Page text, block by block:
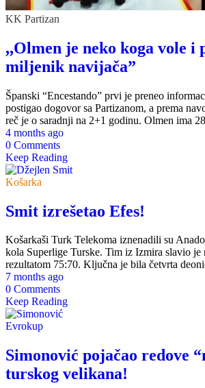
KK Partizan
,,Olmen je neko koga vole i
miljenik navijača”
Španski “Encestando” prvi je preneo
postigao dogovor sa Partizanom, a prema
reč je o saradnji na 2+1 godinu. Olmen ima
4 months ago
0 Comments
Keep Reading
Košarka
Smit izrešetao Efes!
Košarkaši Turk Telekoma iznenadili su
kola Superlige Turske. Tim iz Izmira slavio je
rezultatom 75:70. Ključna je bila četvrta
7 months ago
0 Comments
Keep Reading
Evrokup
Simonović pojačao redove
turskog velikana!